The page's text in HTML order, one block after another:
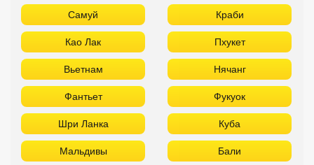
Самуй Краби
Као Лак Пхукет
Вьетнам Нячанг
Фантьет Фукуок
Шри Ланка Куба
Мальдивы Бали